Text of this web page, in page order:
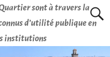
sont à travers la
d’utilité publique en
institutions